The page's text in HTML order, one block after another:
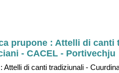
prupone : Attelli di canti
- CACEL - Portivechju
di canti tradiziunali -